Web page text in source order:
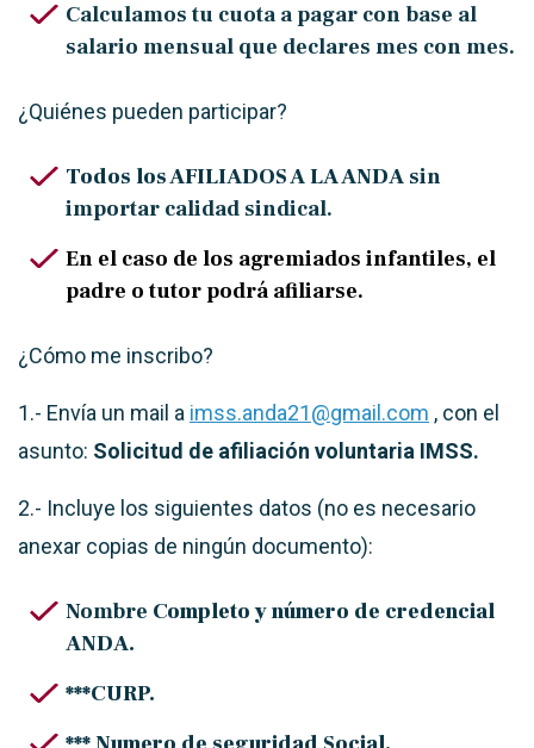
Calculamos tu cuota a pagar con base al
salario mensual que declares mes con mes.
¿Quiénes pueden participar?
Todos los AFILIADOS A LA ANDA sin
importar calidad sindical.
En el caso de los agremiados infantiles, el
padre o tutor podrá afiliarse.
¿Cómo me inscribo?
1.- Envía un mail a imss.anda21@gmail.com , con el
asunto: Solicitud de afiliación voluntaria IMSS.
2.- Incluye los siguientes datos (no es necesario
anexar copias de ningún documento):
Nombre Completo y número de credencial
ANDA.
***CURP.